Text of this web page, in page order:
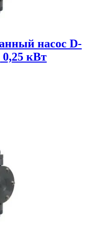
насос D-
0,25 кВт